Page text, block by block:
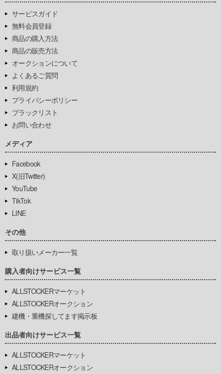
サービスガイド
無料会員登録
商品の購入方法
商品の販売方法
オークションについて
よくあるご質問
利用規約
プライバシーポリシー
ブラックリスト
お問い合わせ
メディア
Facebook
X(旧Twitter)
YouTube
TikTok
LINE
その他
取り扱いメーカー一覧
購入者向けサービス一覧
ALLSTOCKERマーケット
ALLSTOCKERオークション
建機・重機探してます掲示板
出品者向けサービス一覧
ALLSTOCKERマーケット
ALLSTOCKERオークション